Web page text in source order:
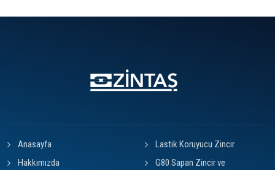
Anasayfa
Hakkımızda
Lastik Koruyucu Zincir
G80 Sapan Zincir ve